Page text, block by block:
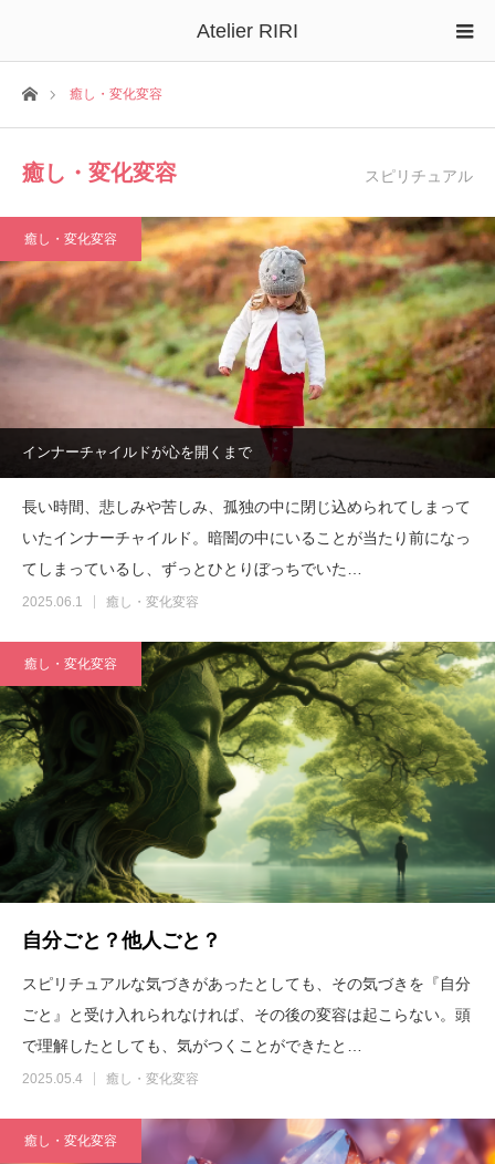
Atelier RIRI
ホーム癒し・変化変容
癒し・変化変容 スピリチュアル
癒し・変化変容
インナーチャイルドが心を開くまで
長い時間、悲しみや苦しみ、孤独の中に閉じ込められてしまって
いたインナーチャイルド。暗闇の中にいることが当たり前になっ
てしまっているし、ずっとひとりぼっちでいた…
2025.06.1 癒し・変化変容
癒し・変化変容
自分ごと？他人ごと？
スピリチュアルな気づきがあったとしても、その気づきを『自分
ごと』と受け入れられなければ、その後の変容は起こらない。頭
で理解したとしても、気がつくことができたと…
2025.05.4 癒し・変化変容
癒し・変化変容